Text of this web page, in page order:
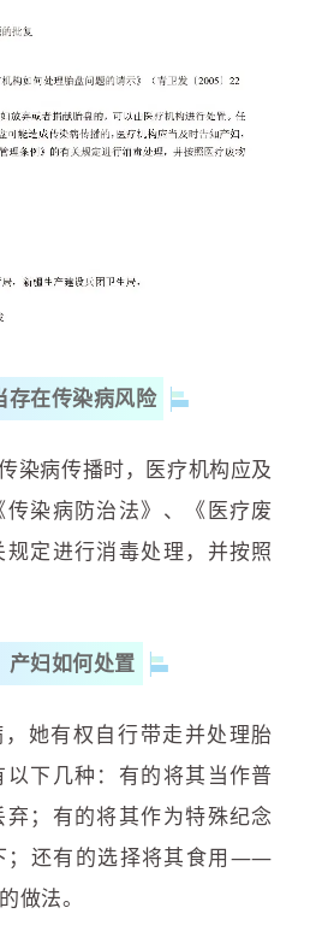
存在传染病风险
染病传播时，医疗机构应及
染病防治法》、《医疗废
定进行消毒处理，并按照
产妇如何处置
她有权自行带走并处理胎
下几种：有的将其当作普
；有的将其作为特殊纪念
；还有的选择将其食用——
做法。